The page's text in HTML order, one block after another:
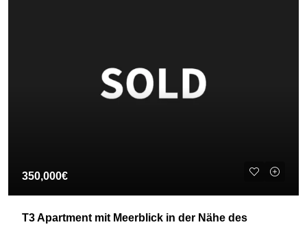
350,000€
T3 Apartment mit Meerblick in der Nähe des